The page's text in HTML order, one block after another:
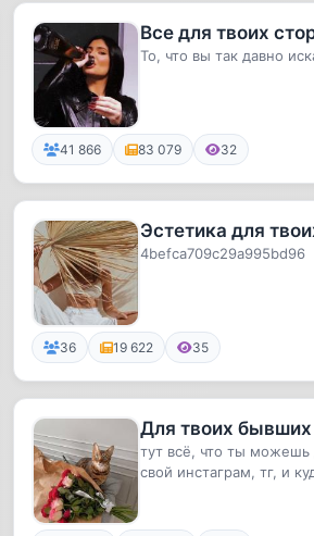
Все для твоих
То, что вы так давно
41 866 83 079 32
Эстетика для
4befca709c29a995bd96
36 19 622 35
Для твоих
тут всё, что ты можешь
свой инстаграм, тг, и